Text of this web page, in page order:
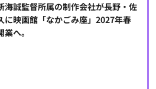
海誠監督所属の制作会社が長野・佐
に映画館「なかごみ座」2027年春
業へ。